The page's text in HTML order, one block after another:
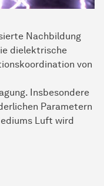
Nachbildung
dielektrische
von
Insbesondere
Parametern
Luft wird